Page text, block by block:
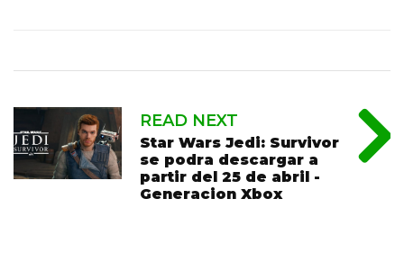
READ NEXT
Star Wars Jedi: Survivor
se podra descargar a
partir del 25 de abril -
Generacion Xbox